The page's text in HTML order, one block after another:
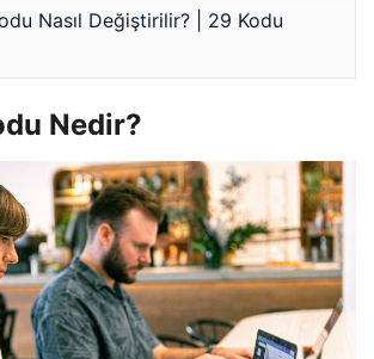
Nasıl Değiştirilir? | 29 Kodu
Nedir?